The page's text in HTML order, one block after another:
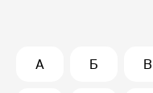
А Б В